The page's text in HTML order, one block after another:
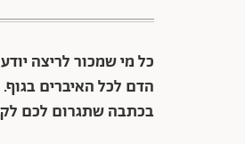
כל מי שמכור לריצה
הדם לכל האיברים
בכתבה שתגרום לכם